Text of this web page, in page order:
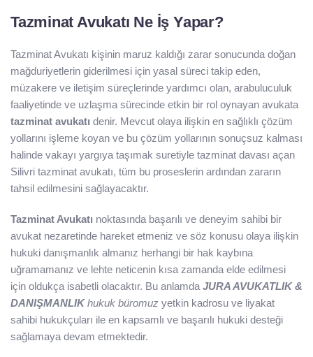
Tazminat Avukatı Ne İş Yapar?
Tazminat Avukatı kişinin maruz kaldığı zarar sonucunda doğan
mağduriyetlerin giderilmesi için yasal süreci takip eden,
müzakere ve iletişim süreçlerinde yardımcı olan, arabuluculuk
faaliyetinde ve uzlaşma sürecinde etkin bir rol oynayan avukata
tazminat avukatı denir. Mevcut olaya ilişkin en sağlıklı çözüm
yollarını işleme koyan ve bu çözüm yollarının sonuçsuz kalması
halinde vakayı yargıya taşımak suretiyle tazminat davası açan
Silivri tazminat avukatı, tüm bu proseslerin ardından zararın
tahsil edilmesini sağlayacaktır.
Tazminat Avukatı noktasında başarılı ve deneyim sahibi bir
avukat nezaretinde hareket etmeniz ve söz konusu olaya ilişkin
hukuki danışmanlık almanız herhangi bir hak kaybına
uğramamanız ve lehte neticenin kısa zamanda elde edilmesi
için oldukça isabetli olacaktır. Bu anlamda JURA AVUKATLIK &
DANIŞMANLIKhukuk büromuz yetkin kadrosu ve liyakat
sahibi hukukçuları ile en kapsamlı ve başarılı hukuki desteği
sağlamaya devam etmektedir.